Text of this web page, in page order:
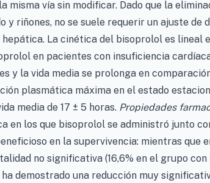
misma vía sin modificar. Dado que la
y riñones, no se suele requerir un ajuste de
La cinética del bisoprolol es lineal
en pacientes con insuficiencia
y la vida media se prolonga en
plasmática máxima en el estado
media de 17 ± 5 horas. Propiedades
en los que bisoprolol se administró junto
en la supervivencia: mientras que
no significativa (16,6% en el grupo
demostrado una reducción muy